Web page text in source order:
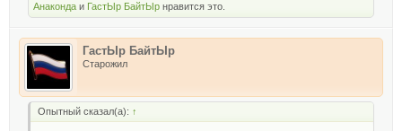
Анаконда и ГастЫр БайтЫр нравится это.
ГастЫр БайтЫр
Старожил
Опытный сказал(а): ↑